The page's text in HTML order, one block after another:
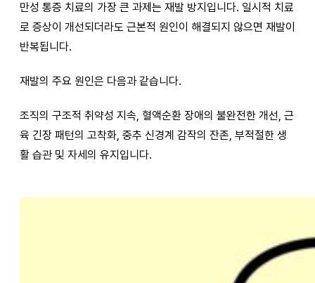
만성 통증 치료의 가장 큰 과제는 재발 방지입니다. 일시적 치료
로 증상이 개선되더라도 근본적 원인이 해결되지 않으면 재발이
반복됩니다.
재발의 주요 원인은 다음과 같습니다.
조직의 구조적 취약성 지속, 혈액순환 장애의 불완전한 개선, 근
육 긴장 패턴의 고착화, 중추 신경계 감작의 잔존, 부적절한 생
활 습관 및 자세의 유지입니다.